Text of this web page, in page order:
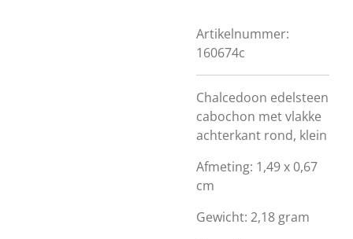
Artikelnummer:
160674c
Chalcedoon edelsteen
cabochon met vlakke
achterkant rond, klein
Afmeting: 1,49 x 0,67
cm
Gewicht: 2,18 gram